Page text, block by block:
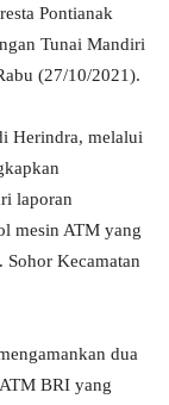
Pontianak
Tunai Mandiri
(27/10/2021).
Herindra, melalui
laporan
mesin ATM yang
Sohor Kecamatan
dua
BRI yang